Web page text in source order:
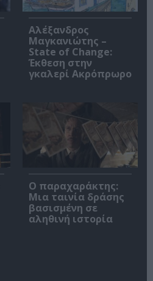
Αλέξανδρος
Μαγκανιώτης –
State of Change:
Έκθεση στην
γκαλερί Ακρόπρωρο
Ο παραχαράκτης:
Μια ταινία δράσης
βασισμένη σε
αληθινή ιστορία